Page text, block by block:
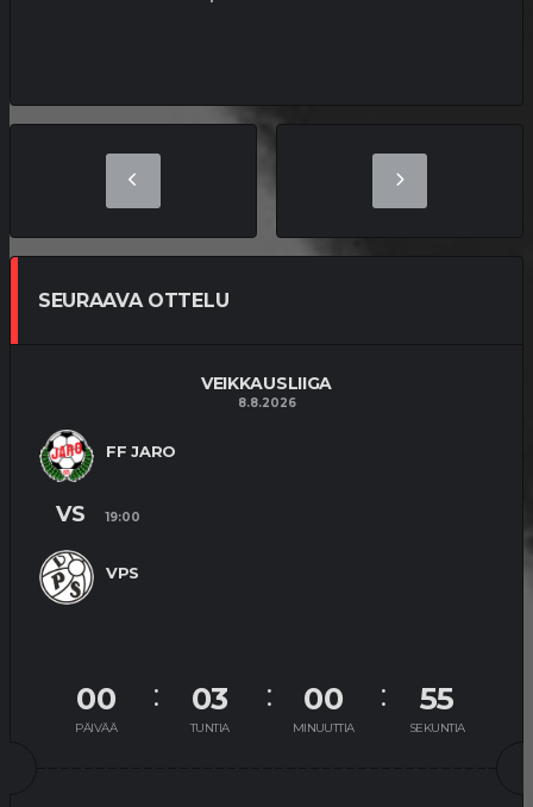
SEURAAVA OTTELU
VEIKKAUSLIIGA
8.8.2026
FF JARO
VPS
VS 19:00
00
PÄIVÄÄ
03
TUNTIA
00
MINUUTTIA
55
SEKUNTIA